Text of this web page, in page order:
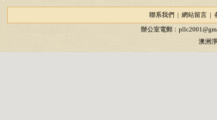
聯系我們 | 網站留言|
辦公室電郵﹕
澳洲